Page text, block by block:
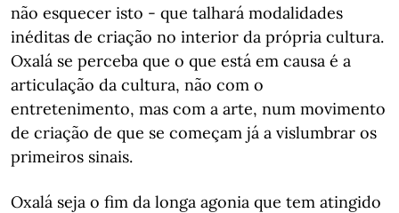
não esquecer isto - que talhará modalidades
inéditas de criação no interior da própria cultura.
Oxalá se perceba que o que está em causa é a
articulação da cultura, não com o
entretenimento, mas com a arte, num movimento
de criação de que se começam já a vislumbrar os
primeiros sinais.
Oxalá seja o fim da longa agonia que tem atingido